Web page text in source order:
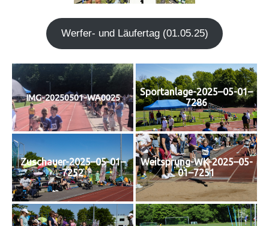
Wer­fer- und Läu­fer­tag (01.05.25)
IMG-20250501-WA0025
Sportanlage-2025–05-01–
7286
Zuschauer-2025–05-01–
7252
Weitsprung-WK-2025–05-
01–7251